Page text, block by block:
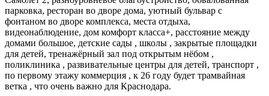
парковка, ресторан во дворе дома, уютный бульвар с
фонтаном во дворе комплекса, места отдыха,
видеонаблюдение, дом комфорт класса+, расстояние между
домами большое, детские сады , школы , закрытые площадки
для детей, тренажёрный зал под открытым нёбом ,
поликлиника , развивательные центры для детей, транспорт ,
по первому этажу коммерция , к 26 году будет трамвайная
ветка , что очень важно для Краснодара.